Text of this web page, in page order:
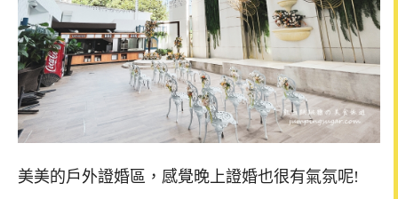
美美的戶外證婚區，感覺晚上證婚也很有氣氛呢!